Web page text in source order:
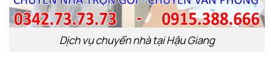
Dịch vụ chuyển nhà tại Hậu Giang